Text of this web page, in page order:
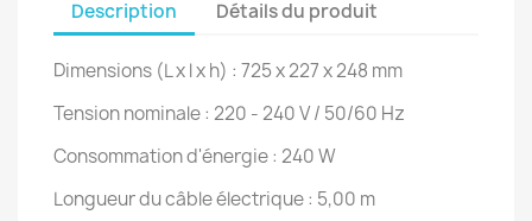
Description Détails du produit
Dimensions (L x l x h) : 725 x 227 x 248 mm
Tension nominale : 220 - 240 V / 50/60 Hz
Consommation d'énergie : 240 W
Longueur du câble électrique : 5,00 m